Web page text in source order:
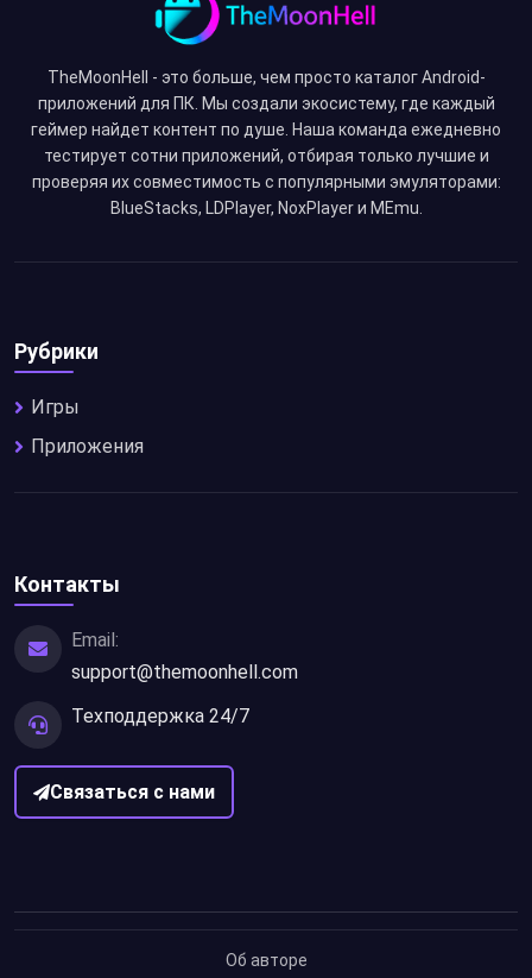
TheMoonHell - это больше, чем просто каталог Android-
приложений для ПК. Мы создали экосистему, где каждый
геймер найдет контент по душе. Наша команда ежедневно
тестирует сотни приложений, отбирая только лучшие и
проверяя их совместимость с популярными эмуляторами:
BlueStacks, LDPlayer, NoxPlayer и MEmu.
Рубрики
Игры
Приложения
Контакты
Email:
support@themoonhell.com
Техподдержка 24/7
Связаться с нами
Об авторе